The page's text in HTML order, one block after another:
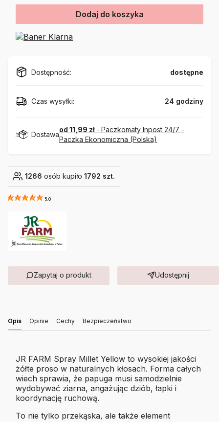
Dodaj do koszyka
Dostępność: dostępne
Czas wysyłki: 24 godziny
Dostawa
od 11,99 zł - Paczkomaty Inpost 24/7 -
Paczka Ekonomiczna (Polska)
1266 osób kupiło 1792 szt.
5.0
Zapytaj o produkt Udostępnij
Opis Opinie Cechy Bezpieczeństwo
JR FARM Spray Millet Yellow to wysokiej jakości
żółte proso w naturalnych kłosach. Forma całych
wiech sprawia, że papuga musi samodzielnie
wydobywać ziarna, angażując dziób, łapki i
koordynację ruchową.
To nie tylko przekąska, ale także element